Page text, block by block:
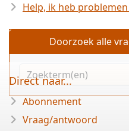
Help, ik heb
Doorzoek alle
Direct naar...
Abonnement
Vraag/antwoord